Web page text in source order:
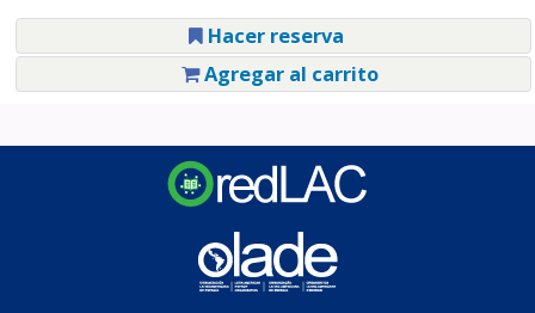
Hacer reserva
Agregar al carrito